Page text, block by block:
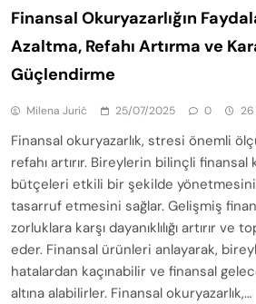
Finansal Okuryazarlığın
Azaltma, Refahı Artırma ve
Güçlendirme
Milena Jurić 25/07/2025 0
Finansal okuryazarlık, stresi önemli
refahı artırır. Bireylerin bilinçli finansal
bütçeleri etkili bir şekilde
tasarruf etmesini sağlar. Gelişmiş
zorluklara karşı dayanıklılığı artırır ve
eder. Finansal ürünleri anlayarak,
hatalardan kaçınabilir ve finansal
altına alabilirler. Finansal okuryazarlık,…